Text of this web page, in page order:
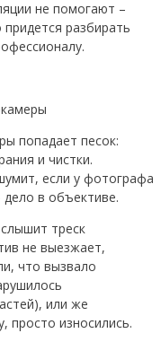
не помогают –
разбирать
попадает песок:
и чистки.
если у фотографа
в объективе.
треск
не выезжает,
что вызвало
или же
просто износились.